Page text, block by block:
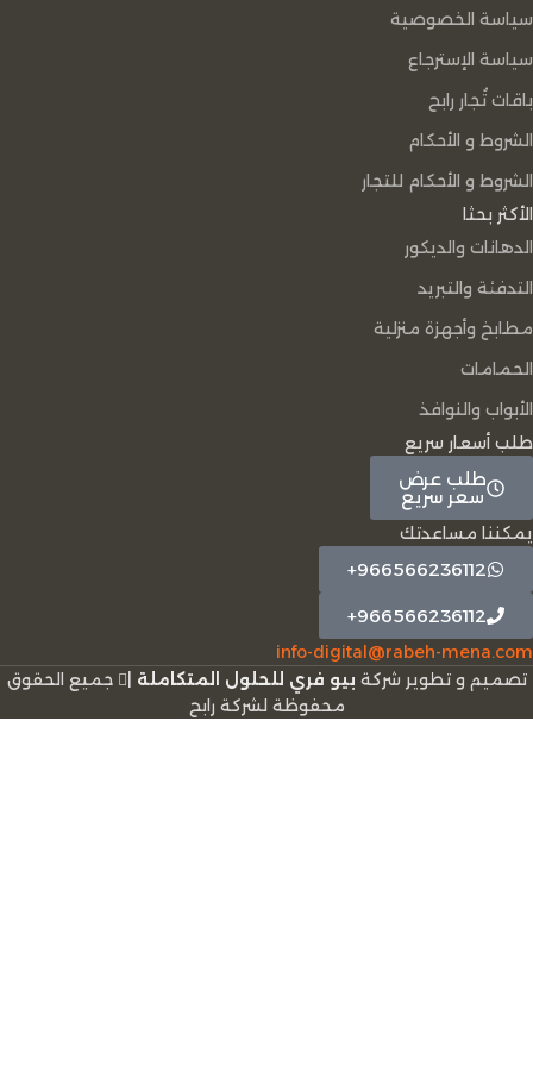
سياسة الخصوصية
سياسة الإسترجاع
باقات تُجار رابح
الشروط و الأحكام
الشروط و الأحكام للتجار
الأكثر بحثا
الدهانات والديكور
التدفئة والتبريد
مطابخ وأجهزة منزلية
الحمامات
الأبواب والنوافذ
طلب أسعار سريع
طلب عرض
سعر سريع
يمكننا مساعدتك
966566236112+
966566236112+
info-digital@rabeh-mena.com
تصميم و تطوير شركة بيو فري للحلول المتكاملة
ﺟﻤﻴﻊ اﻟﺤﻘﻮق
ﻣﺤﻔﻮﻇﺔ لشرﻛﺔ رابح